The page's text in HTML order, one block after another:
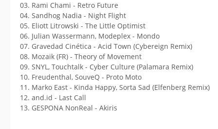
03. Rami Chami - Retro Future
04. Sandhog Nadia - Night Flight
05. Eliott Litrowski - The Little Optimist
06. Julian Wassermann, Modeplex - Mondo
07. Gravedad Cinética - Acid Town (Cybereign Remix)
08. Mozaik (FR) - Theory of Movement
09. SNYL, Touchtalk - Cyber Culture (Palamara Remix)
10. Freudenthal, SouveQ - Proto Moto
11. Marko East - Kinda Happy, Sorta Sad (Elfenberg Remix)
12. and.id - Last Call
13. GESPONA NonReal - Akiris